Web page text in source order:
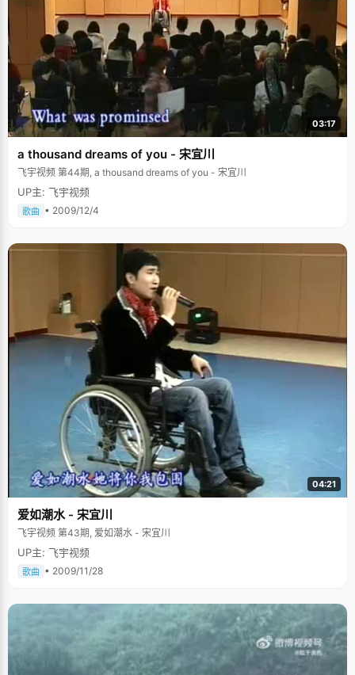
03:17
a thousand dreams of you - 宋宜川
飞宇视频 第44期, a thousand dreams of you - 宋宜川
UP主: 飞宇视频
歌曲 • 2009/12/4
04:21
爱如潮水 - 宋宜川
飞宇视频 第43期, 爱如潮水 - 宋宜川
UP主: 飞宇视频
歌曲 • 2009/11/28